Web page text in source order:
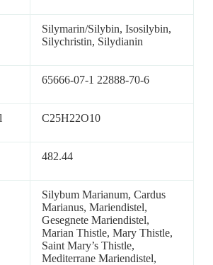
Silymarin/Silybin, Isosilybin,
Silychristin, Silydianin
65666-07-1 22888-70-6
C25H22O10
482.44
Silybum Marianum, Cardus
Marianus, Mariendistel,
Gesegnete Mariendistel,
Marian Thistle, Mary Thistle,
Saint Mary’s Thistle,
Mediterrane Mariendistel,